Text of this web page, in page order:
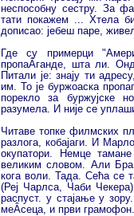
неспособну сестру. За
тати покажем ... Хтела
дописао: јебеш паре,
Где су примерци
пропаÂ­ганде, шта ли.
Питали је: знају ти
им. То је буржоаска
порекло за буржујске
разумела. И није се
Читаве топке филмских
разлога, кобајаги. И
окупатори. Немце
великим словом. Али
кога воли. Тада. Сећа се
(Реј Чарлса, Чаби
распуст. у стајање у
меÂ­сеца, и први